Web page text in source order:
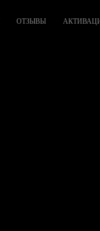
ОТЗЫВЫ